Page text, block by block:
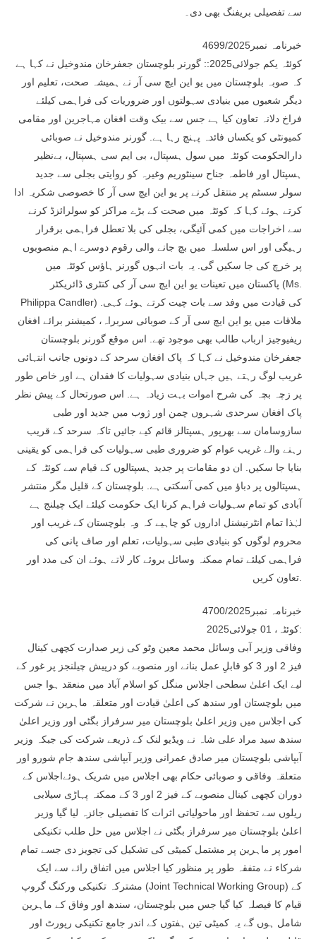
سے تفصیلی بریفنگ بھی دی۔
خبرنامہ نمبر4699/2025
کوئٹہ یکم جولائی2025:: گورنر بلوچستان جعفرخان مندوخیل نے کہا ہے
کہ صوبہ بلوچستان میں یو این ایچ سی آر نے ہمیشہ صحت، تعلیم اور
دیگر شعبوں میں بنیادی سہولتوں اور ضروریات کی فراہمی کیلئے
فراخ دلانہ تعاون کیا ہے جس سے بیک وقت افغان مہاجرین اور مقامی
کمیونٹی کو یکساں فائدہ پہنچ رہا ہے. گورنر مندوخیل نے صوبائی
دارالحکومت کوئٹہ میں سول ہسپتال، بی ایم سی ہسپتال، بےنظیر
ہسپتال اور فاطمہ جناح سینٹوریم وغیرہ کو روایتی بجلی سے جدید
سولر سسٹم پر منتقل کرنے پر یو این ایچ سی آر کا خصوصی شکریہ ادا
کرتے ہوئے کہا کہ کوئٹہ میں صحت کے بڑے مراکز کو سولرائزڈ کرنے
سے اخراجات میں کمی آئیگی، بجلی کی بلا تعطل فراہمی برقرار
رہیگی اور اس سلسلہ میں بچ جانے والی رقوم دوسرے اہم منصوبوں
پر خرچ کی جا سکیں گی. یہ بات انہوں گورنر ہاؤس کوئٹہ میں
پاکستان میں تعینات یو این ایچ سی آر کی کنٹری ڈائریکٹر (Ms.
Philippa Candler) کی قیادت میں وفد سے بات چیت کرتے ہوئے کہی.
ملاقات میں یو این ایچ سی آر کے صوبائی سربراہ، کمیشنر برائے افغان
ریفیوجیز ارباب طالب بھی موجود تھے. اس موقع گورنر بلوچستان
جعفرخان مندوخیل نے کہا کہ پاک افغان سرحد کے دونوں جانب انتہائی
غریب لوگ رہتے ہیں جہاں بنیادی سہولیات کا فقدان ہے اور خاص طور
پر زچہ بچہ کی شرح اموات بہت زیادہ ہے. اس صورتحال کے پیش نظر
پاک افغان سرحدی شہروں چمن اور ژوب میں جدید اور طبی
سازوسامان سے بھرپور ہسپتالز قائم کیے جائیں تاکہ سرحد کے قریب
رہنے والے غریب عوام کو ضروری طبی سہولیات کی فراہمی کو یقینی
بنایا جا سکیں. ان دو مقامات پر جدید ہسپتالوں کے قیام سے کوئٹہ کے
ہسپتالوں پر دباؤ میں کمی آسکتی ہے. بلوچستان کے قلیل مگر منتشر
آبادی کو تمام سہولیات فراہم کرنا ایک حکومت کیلئے ایک چیلنج ہے
لہٰذا تمام انٹرنیشنل اداروں کو چاہیے کہ وہ بلوچستان کے غریب اور
محروم لوگوں کو بنیادی طبی سہولیات، تعلم اور صاف پانی کی
فراہمی کیلئے تمام ممکنہ وسائل بروئے کار لاتے ہوئے ان کی مدد اور
خبرنامہ نمبر4700/2025
کوئٹہ، 01 جولائی2025:
وفاقی وزیر آبی وسائل محمد معین وٹو کی زیر صدارت کچھی کینال
فیز 2 اور 3 کو قابلِ عمل بنانے اور منصوبے کو درپیش چیلنجز پر غور کے
لیے ایک اعلیٰ سطحی اجلاس منگل کو اسلام آباد میں منعقد ہوا جس
میں بلوچستان اور سندھ کی اعلیٰ قیادت اور متعلقہ ماہرین نے شرکت
کی اجلاس میں وزیر اعلیٰ بلوچستان میر سرفراز بگٹی اور وزیر اعلیٰ
سندھ سید مراد علی شاہ نے ویڈیو لنک کے ذریعے شرکت کی جبکہ وزیر
آبپاشی بلوچستان میر صادق عمرانی وزیر آبپاشی سندھ جام شورو اور
متعلقہ وفاقی و صوبائی حکام بھی اجلاس میں شریک ہوئےاجلاس کے
دوران کچھی کینال منصوبے کے فیز 2 اور 3 کے ممکنہ پہاڑی سیلابی
ریلوں سے تحفظ اور ماحولیاتی اثرات کا تفصیلی جائزہ لیا گیا وزیر
اعلیٰ بلوچستان میر سرفراز بگٹی نے اجلاس میں حل طلب تکنیکی
امور پر ماہرین پر مشتمل کمیٹی کی تشکیل کی تجویز دی جسے تمام
شرکاء نے متفقہ طور پر منظور کیا اجلاس میں اتفاق رائے سے ایک
مشترکہ تکنیکی ورکنگ گروپ (Joint Technical Working Group) کے
قیام کا فیصلہ کیا گیا جس میں بلوچستان، سندھ اور وفاق کے ماہرین
شامل ہوں گے یہ کمیٹی تین ہفتوں کے اندر جامع تکنیکی رپورٹ اور